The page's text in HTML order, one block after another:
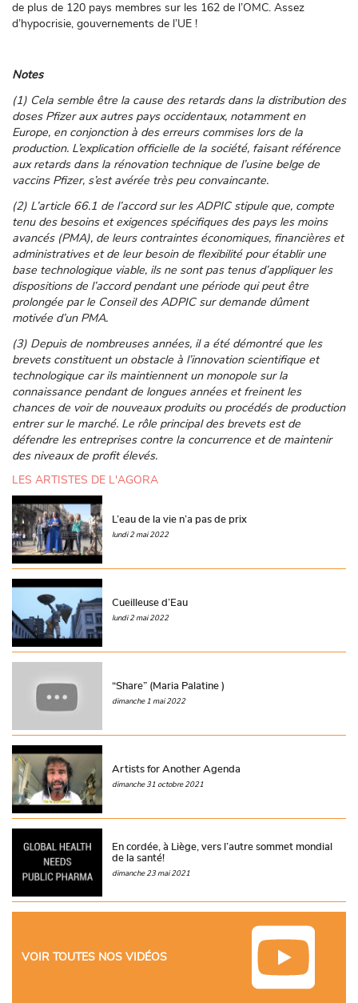
de plus de 120 pays membres sur les 162 de l’OMC. Assez
d’hypocrisie, gouvernements de l’UE !
Notes
(1) Cela semble être la cause des retards dans la distribution des
doses Pfizer aux autres pays occidentaux, notamment en
Europe, en conjonction à des erreurs commises lors de la
production. L’explication officielle de la société, faisant référence
aux retards dans la rénovation technique de l’usine belge de
vaccins Pfizer, s’est avérée très peu convaincante.
(2) L’article 66.1 de l’accord sur les ADPIC stipule que, compte
tenu des besoins et exigences spécifiques des pays les moins
avancés (PMA), de leurs contraintes économiques, financières et
administratives et de leur besoin de flexibilité pour établir une
base technologique viable, ils ne sont pas tenus d’appliquer les
dispositions de l’accord pendant une période qui peut être
prolongée par le Conseil des ADPIC sur demande dûment
motivée d’un PMA.
(3) Depuis de nombreuses années, il a été démontré que les
brevets constituent un obstacle à l’innovation scientifique et
technologique car ils maintiennent un monopole sur la
connaissance pendant de longues années et freinent les
chances de voir de nouveaux produits ou procédés de production
entrer sur le marché. Le rôle principal des brevets est de
défendre les entreprises contre la concurrence et de maintenir
des niveaux de profit élevés.
LES ARTISTES DE L'AGORA
L’eau de la vie n’a pas de prix
lundi 2 mai 2022
Cueilleuse d’Eau
lundi 2 mai 2022
“Share” (Maria Palatine )
dimanche 1 mai 2022
Artists for Another Agenda
dimanche 31 octobre 2021
En cordée, à Liège, vers l’autre sommet mondial
de la santé!
dimanche 23 mai 2021
VOIR TOUTES NOS VIDÉOS